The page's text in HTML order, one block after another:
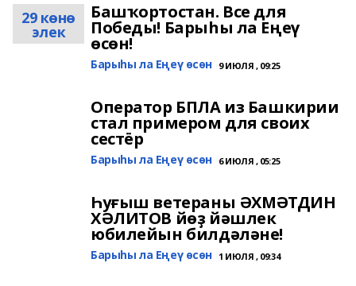
29 көнө
элек
Башҡортостан. Все для
Победы! Барыһы ла Еңеү
өсөн!
Барыһы ла Еңеү өсөн 9 ИЮЛЯ , 09:25
Оператор БПЛА из Башкирии
стал примером для своих
сестёр
Барыһы ла Еңеү өсөн 6 ИЮЛЯ , 05:25
Һуғыш ветераны ӘХМӘТДИН
ХӘЛИТОВ йөҙ йәшлек
юбилейын билдәләне!
Барыһы ла Еңеү өсөн 1 ИЮЛЯ , 09:34